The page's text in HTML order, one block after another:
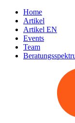
Home
Artikel
Artikel EN
Events
Team